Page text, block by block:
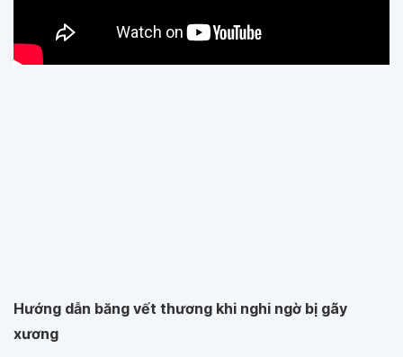
Hướng dẫn băng vết thương khi nghi ngờ bị gãy
xương